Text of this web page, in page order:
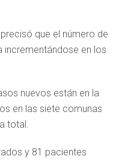
que el número de
en los
nuevos están en la
en las siete comunas
total.
y 81 pacientes